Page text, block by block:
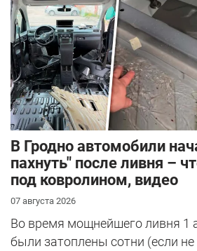
В Гродно автомобили
пахнуть" после ливня –
под ковролином, видео
07 августа 2026
Во время мощнейшего ливня 1
были затоплены сотни (если